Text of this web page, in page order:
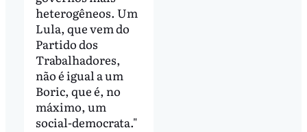
heterogêneos. Um
Lula, que vem do
Partido dos
Trabalhadores,
não é igual a um
Boric, que é, no
máximo, um
social-democrata."